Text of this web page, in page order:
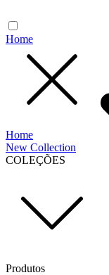
Home
New Collection
COLEÇÕES
Produtos
Home